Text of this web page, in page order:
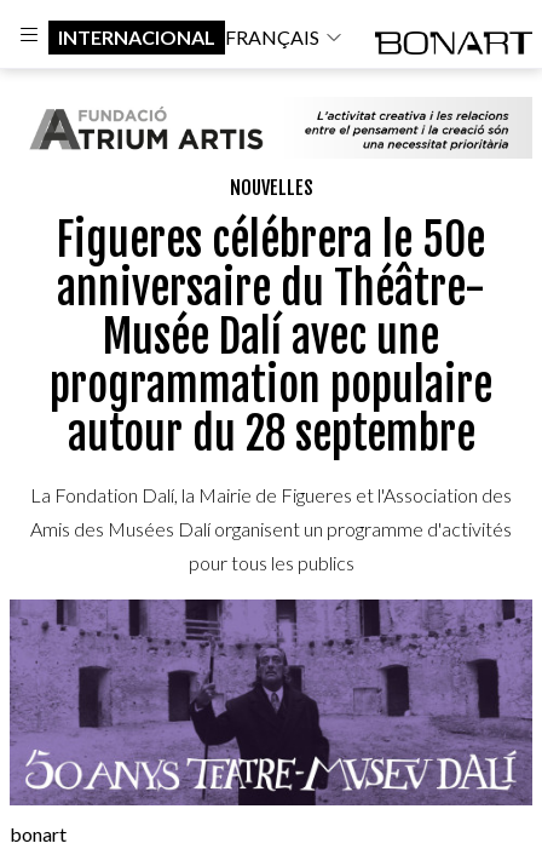
INTERNACIONAL FRANÇAIS
NOUVELLES
Figueres célébrera le 50e
anniversaire du Théâtre-
Musée Dalí avec une
programmation populaire
autour du 28 septembre
La Fondation Dalí, la Mairie de Figueres et l'Association des
Amis des Musées Dalí organisent un programme d'activités
pour tous les publics
bonart